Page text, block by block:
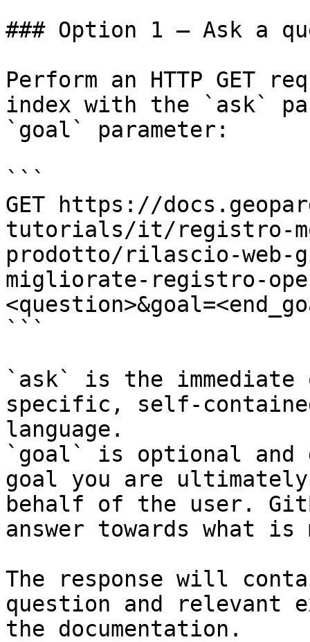
### Option 1 — Ask a
Perform an HTTP GET
index with the `ask`
`goal` parameter:
```
GET https://
tutorials/it/registro-
prodotto/rilascio-web-
migliorate-registro-
```
`ask` is the
specific, self-
language.
`goal` is optional and
goal you are
behalf of the user.
answer towards what
The response will
question and relevant
the documentation.